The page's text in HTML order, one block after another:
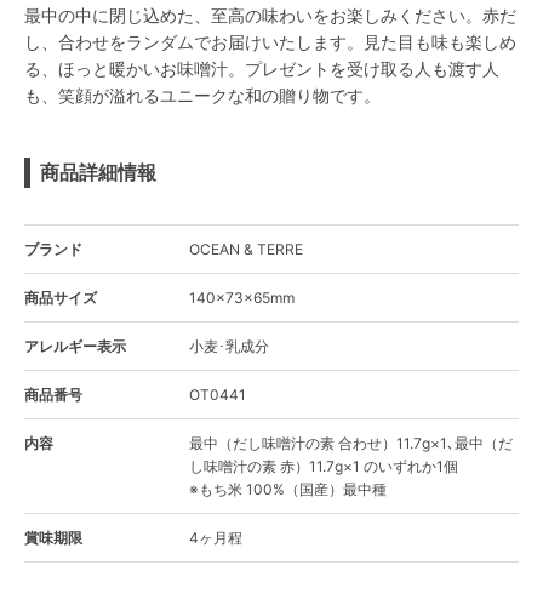
最中の中に閉じ込めた、至高の味わいをお楽しみください。赤だ
し、合わせをランダムでお届けいたします。見た目も味も楽しめ
る、ほっと暖かいお味噌汁。プレゼントを受け取る人も渡す人
も、笑顔が溢れるユニークな和の贈り物です。
商品詳細情報
ブランド OCEAN & TERRE
商品サイズ 140×73×65mm
アレルギー表示 小麦･乳成分
商品番号 OT0441
内容
最中（だし味噌汁の素 合わせ）11.7g×1､最中（だ
し味噌汁の素 赤）11.7g×1 のいずれか1個
※もち米 100%（国産）最中種
賞味期限 4ヶ月程